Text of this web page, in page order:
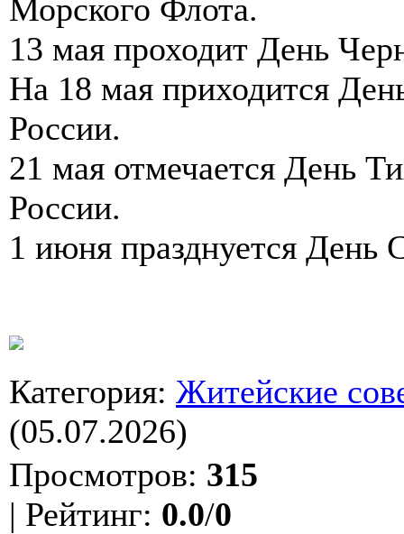
Морского Флота.
13 мая проходит День
На 18 мая приходится
России.
21 мая отмечается День
России.
1 июня празднуется
Категория: Житейские
(05.07.2026)
Просмотров: 315
| Рейтинг: 0.0/0